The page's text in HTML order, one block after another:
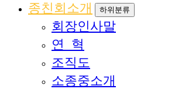
종친회소개 하위분류
회장인사말
연 혁
조직도
소종중소개